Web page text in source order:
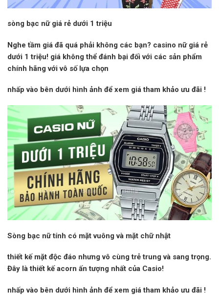
sòng bạc nữ giá rẻ dưới 1 triệu
Nghe tầm giá đã quá phải không các bạn? casino nữ giá rẻ
dưới 1 triệu! giá không thể đánh bại đối với các sản phẩm
chính hãng với vô số lựa chọn
nhấp vào bên dưới hình ảnh để xem giá tham khảo ưu đãi !
Sòng bạc nữ tính có mặt vuông và mặt chữ nhật
thiết kế mặt độc đáo nhưng vô cùng trẻ trung và sang trọng.
Đây là thiết kế acorn ấn tượng nhất của Casio!
nhấp vào bên dưới hình ảnh để xem giá tham khảo ưu đãi !